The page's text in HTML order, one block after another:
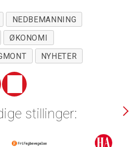
NEDBEMANNING
ØKONOMI
NYHETER
stillinger: